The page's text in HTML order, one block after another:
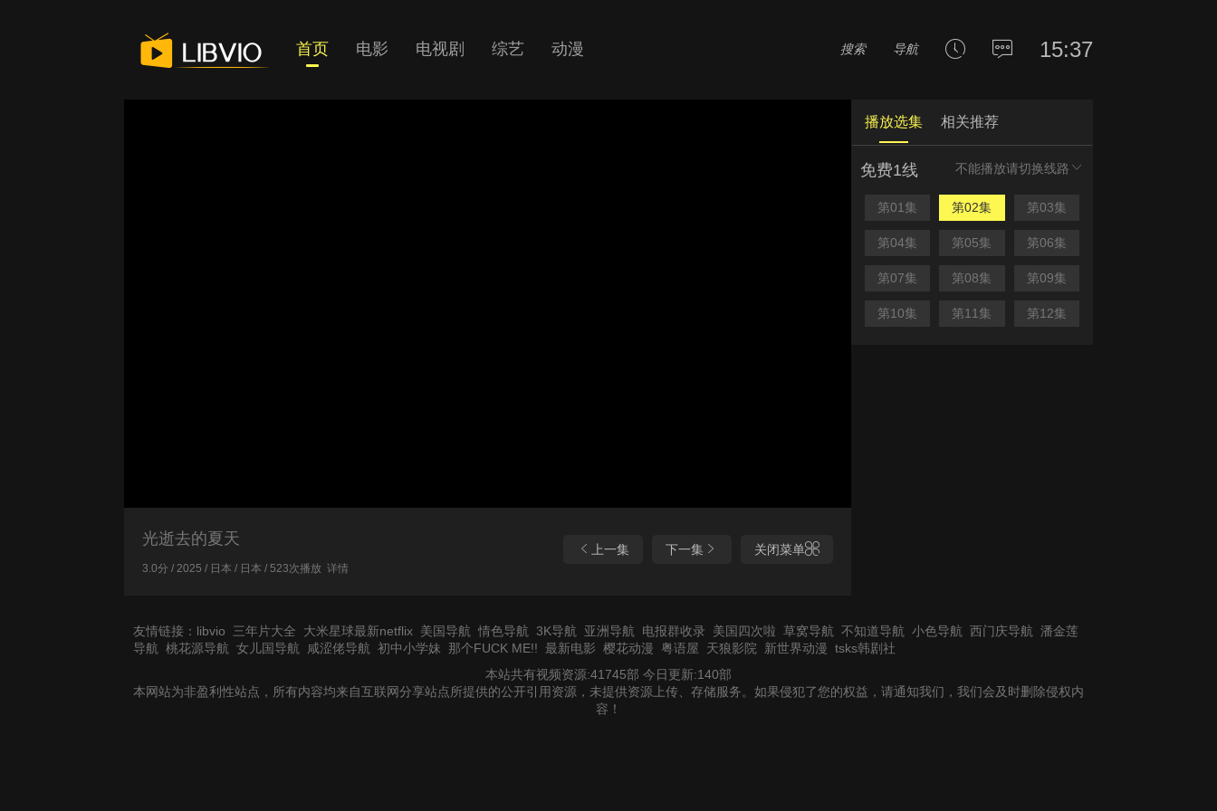
搜索 导航 15:37
首页 电影 电视剧 综艺 动漫
上一集 下一集 关闭菜单
光逝去的夏天
3.0分 / 2025 / 日本 / 日本 / 523次播放 详情
播放选集 相关推荐
不能播放请切换线路
免费1线
第01集 第02集 第03集
第04集 第05集 第06集
第07集 第08集 第09集
第10集 第11集 第12集
友情链接： libvio 三年片大全 大米星球最新netflix 美国导航 情色导航 3K导航 亚洲导航 电报群收录 美国四次啦 草窝导航 不知道导航 小色导航 西门庆导航 潘金莲
导航 桃花源导航 女儿国导航 咸涩佬导航 初中小学妹 那个FUCK ME!! 最新电影 樱花动漫 粤语屋 天狼影院 新世界动漫 tsks韩剧社
本站共有视频资源:41745部 今日更新:140部
本网站为非盈利性站点，所有内容均来自互联网分享站点所提供的公开引用资源，未提供资源上传、存储服务。如果侵犯了您的权益，请通知我们，我们会及时删除侵权内
容！